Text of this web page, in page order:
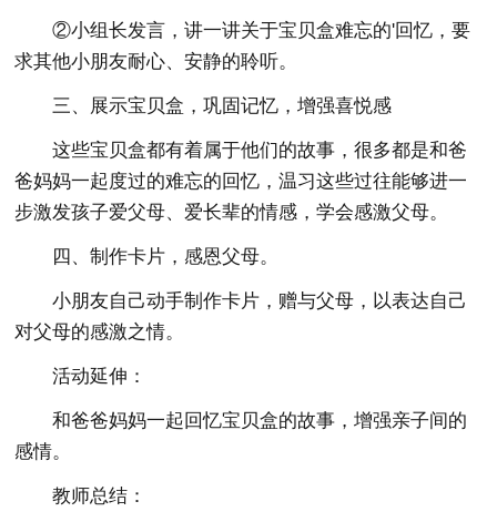
②小组长发言，讲一讲关于宝贝盒难忘的'回忆，要
求其他小朋友耐心、安静的聆听。
三、展示宝贝盒，巩固记忆，增强喜悦感
这些宝贝盒都有着属于他们的故事，很多都是和爸
爸妈妈一起度过的难忘的回忆，温习这些过往能够进一
步激发孩子爱父母、爱长辈的情感，学会感激父母。
四、制作卡片，感恩父母。
小朋友自己动手制作卡片，赠与父母，以表达自己
对父母的感激之情。
活动延伸：
和爸爸妈妈一起回忆宝贝盒的故事，增强亲子间的
感情。
教师总结：